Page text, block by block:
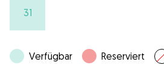
31
Verfügbar Reserviert